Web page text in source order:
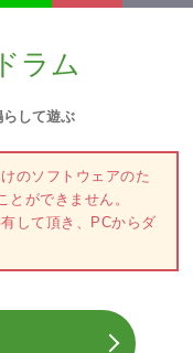
ラム
らして遊ぶ
のソフトウェアのた
ができません。
して頂き、PCからダ